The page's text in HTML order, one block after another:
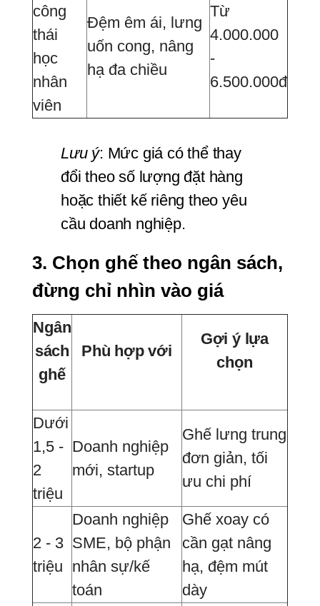
công
thái
học
nhân
viên
Đệm êm ái, lưng
uốn cong, nâng
hạ đa chiều
Từ
4.000.000
-
6.500.000đ
Lưu ý: Mức giá có thể thay
đổi theo số lượng đặt hàng
hoặc thiết kế riêng theo yêu
cầu doanh nghiệp.
3. Chọn ghế theo ngân sách,
đừng chỉ nhìn vào giá
Ngân
sách
ghế
Phù hợp với
Gợi ý lựa
chọn
Dưới
1,5 -
2
triệu
Doanh nghiệp
mới, startup
Ghế lưng trung
đơn giản, tối
ưu chi phí
2 - 3
triệu
Doanh nghiệp
SME, bộ phận
nhân sự/kế
toán
Ghế xoay có
cần gạt nâng
hạ, đệm mút
dày